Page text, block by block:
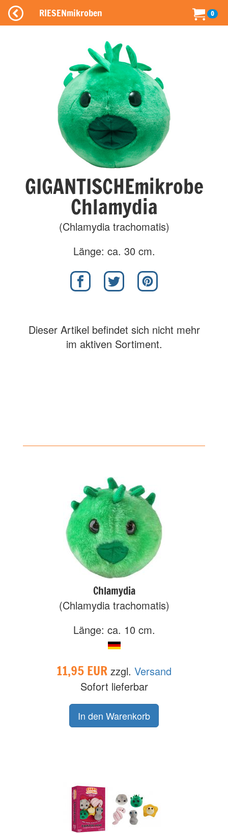
RIESENmikroben 0
GIGANTISCHEmikrobe
Chlamydia
(Chlamydia trachomatis)
Länge: ca. 30 cm.
Dieser Artikel befindet sich nicht mehr
im aktiven Sortiment.
Chlamydia
(Chlamydia trachomatis)
Länge: ca. 10 cm.
11,95 EUR zzgl. Versand
Sofort lieferbar